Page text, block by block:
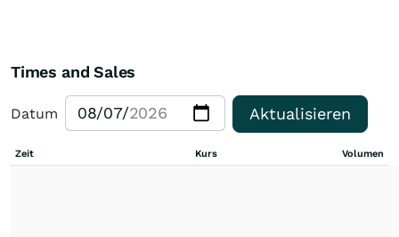
Times and Sales
Datum Aktualisieren
Zeit Kurs Volumen